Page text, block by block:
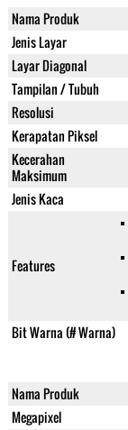
Nama Produk
Jenis Layar
Layar Diagonal
Tampilan / Tubuh
Resolusi
Kerapatan Piksel
Kecerahan
Maksimum
Jenis Kaca
Features
Bit Warna (# Warna)
Nama Produk
Megapixel